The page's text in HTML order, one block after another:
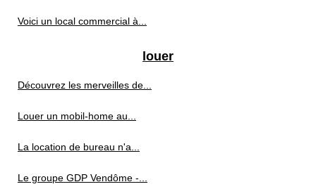
Voici un local commercial à...
louer
Découvrez les merveilles de...
Louer un mobil-home au...
La location de bureau n'a...
Le groupe GDP Vendôme -...